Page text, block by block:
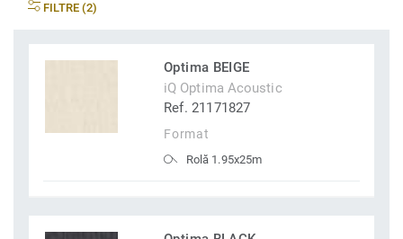
FILTRE (2)
Optima BEIGE
iQ Optima Acoustic
Ref. 21171827
Format
Rolă 1.95x25m